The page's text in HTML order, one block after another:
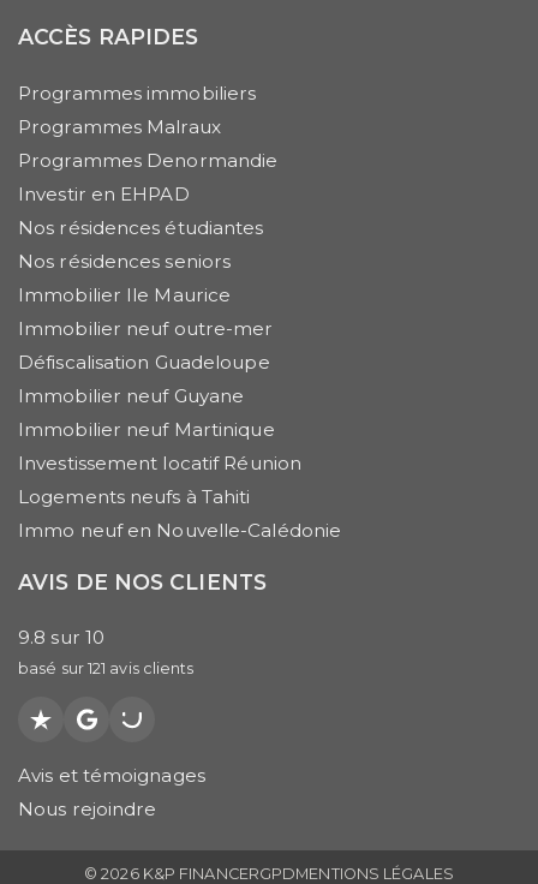
ACCÈS RAPIDES
Programmes immobiliers
Programmes Malraux
Programmes Denormandie
Investir en EHPAD
Nos résidences étudiantes
Nos résidences seniors
Immobilier Ile Maurice
Immobilier neuf outre-mer
Défiscalisation Guadeloupe
Immobilier neuf Guyane
Immobilier neuf Martinique
Investissement locatif Réunion
Logements neufs à Tahiti
Immo neuf en Nouvelle-Calédonie
AVIS DE NOS CLIENTS
9.8 sur 10
basé sur 121 avis clients
Trustpilot
GooglePagesJaunes
Avis et témoignages
Nous rejoindre
© 2026 K&P FINANCERGPDMENTIONS LÉGALES